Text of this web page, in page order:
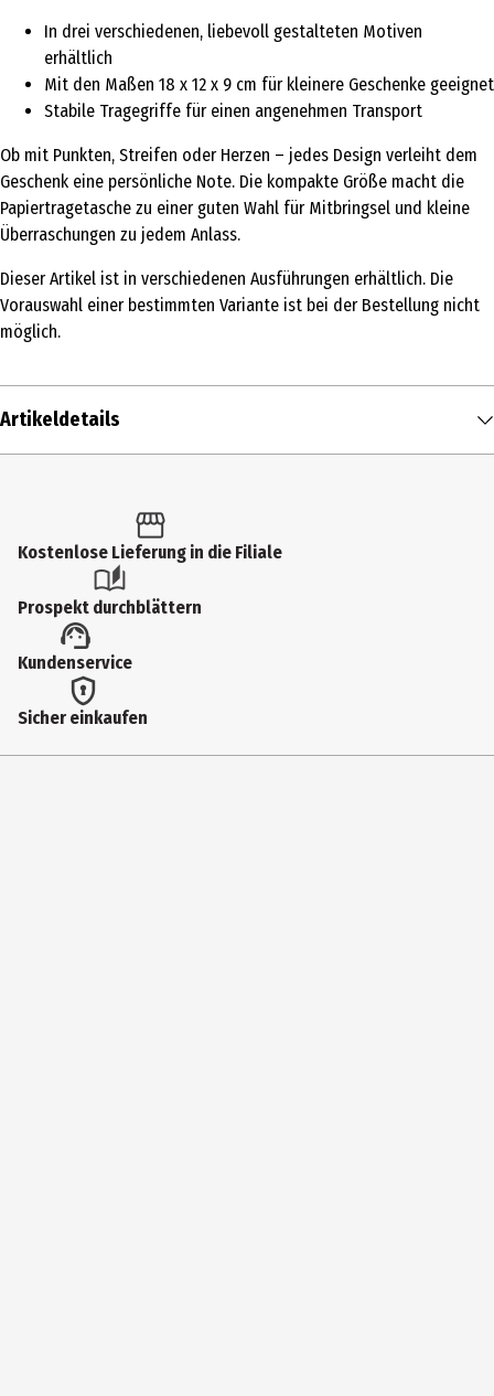
In drei verschiedenen, liebevoll gestalteten Motiven
erhältlich
Mit den Maßen 18 x 12 x 9 cm für kleinere Geschenke geeignet
Stabile Tragegriffe für einen angenehmen Transport
Ob mit Punkten, Streifen oder Herzen – jedes Design verleiht dem
Geschenk eine persönliche Note. Die kompakte Größe macht die
Papiertragetasche zu einer guten Wahl für Mitbringsel und kleine
Überraschungen zu jedem Anlass.
Dieser Artikel ist in verschiedenen Ausführungen erhältlich. Die
Vorauswahl einer bestimmten Variante ist bei der Bestellung nicht
möglich.
Artikeldetails
Produkttyp
Geschenkverpackungen
Kostenlose Lieferung in die Filiale
Prospekt durchblättern
Kundenservice
Sicher einkaufen